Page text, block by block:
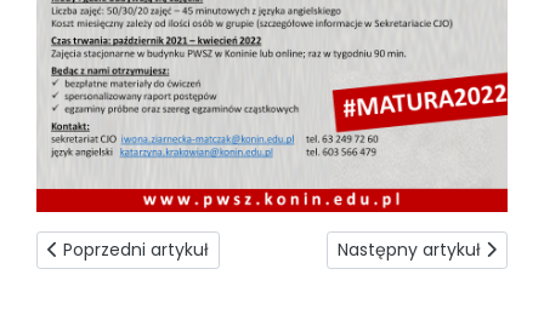
Poprzedni artykuł: Kolejna współpraca
Poprzedni artykuł Następny artykuł: Bliżej
Następny artykuł